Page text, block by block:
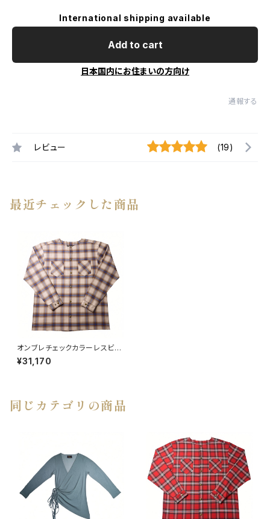
International shipping available
Add to cart
日本国内にお住まいの方向け
通報する
レビュー (19)
最近チェックした商品
オンブレチェックカラーレスビッ
グシャツ BEG
¥31,170
同じカテゴリの商品